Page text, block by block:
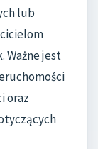
lub
Ważne jest
oraz